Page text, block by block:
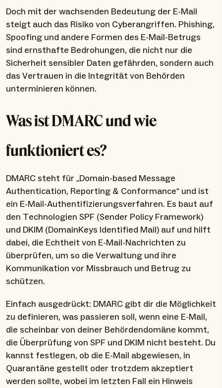
Doch mit der wachsenden Bedeutung der E-Mail
steigt auch das Risiko von Cyberangriffen. Phishing,
Spoofing und andere Formen des E-Mail-Betrugs
sind ernsthafte Bedrohungen, die nicht nur die
Sicherheit sensibler Daten gefährden, sondern auch
das Vertrauen in die Integrität von Behörden
unterminieren können.
Was ist DMARC und wie
funktioniert es?
DMARC steht für „Domain-based Message
Authentication, Reporting & Conformance“ und ist
ein E-Mail-Authentifizierungsverfahren. Es baut auf
den Technologien SPF (Sender Policy Framework)
und DKIM (DomainKeys Identified Mail) auf und hilft
dabei, die Echtheit von E-Mail-Nachrichten zu
überprüfen, um so die Verwaltung und ihre
Kommunikation vor Missbrauch und Betrug zu
schützen.
Einfach ausgedrückt: DMARC gibt dir die Möglichkeit
zu definieren, was passieren soll, wenn eine E-Mail,
die scheinbar von deiner Behördendomäne kommt,
die Überprüfung von SPF und DKIM nicht besteht. Du
kannst festlegen, ob die E-Mail abgewiesen, in
Quarantäne gestellt oder trotzdem akzeptiert
werden sollte, wobei im letzten Fall ein Hinweis